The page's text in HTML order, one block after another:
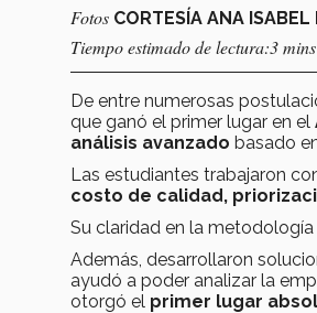
Fotos CORTESÍA ANA ISABEL
Tiempo estimado de lectura:3 mins
De entre numerosas
que ganó el primer lugar en el
análisis avanzado basado
Las estudiantes trabajaron
costo de calidad,
Su claridad en la
Además, desarrollaron
ayudó a poder analizar la
otorgó el primer lugar